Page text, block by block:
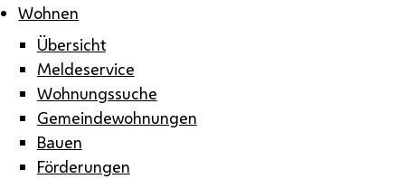
Wohnen
Übersicht
Meldeservice
Wohnungssuche
Gemeindewohnungen
Bauen
Förderungen